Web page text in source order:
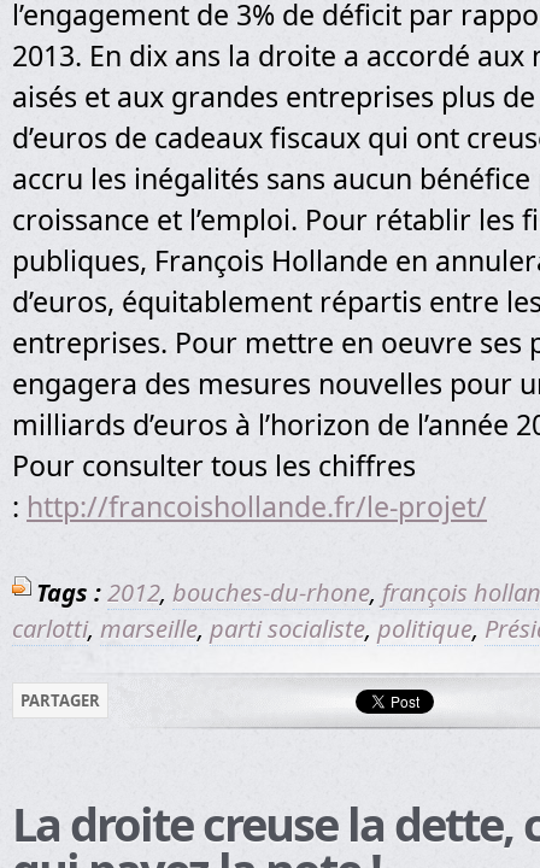
l’engagement de 3% de déficit par
2013. En dix ans la droite a accordé aux
aisés et aux grandes entreprises plus
d’euros de cadeaux fiscaux qui ont
accru les inégalités sans aucun
croissance et l’emploi. Pour rétablir les
publiques, François Hollande en
d’euros, équitablement répartis entre
entreprises. Pour mettre en oeuvre ses
engagera des mesures nouvelles pour
milliards d’euros à l’horizon de l’année
Pour consulter tous les chiffres
: http://francoishollande.fr/le-projet/
Tags :2012, bouches-du-rhone, françois
carlotti, marseille, parti socialiste, politique,
PARTAGER
La droite creuse la dette,